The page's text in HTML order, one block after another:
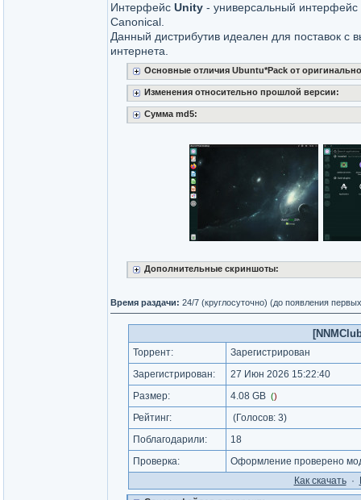
Интерфейс Unity - универсальный
Canonical.
Данный дистрибутив идеален для поставок с
интернета.
Основные отличия Ubuntu*Pack от
Изменения относительно прошлой версии:
Сумма md5:
Дополнительные скриншоты:
Время раздачи: 24/7 (круглосуточно) (до появления
Торрент:
Зарегистрирован
Зарегистрирован:
27 Июн 2026 15:22:40
Размер:
4.08 GB ()
Рейтинг: (Голосов: 3)
Поблагодарили:
18
Проверка:
Оформление проверено
Как cкачать·